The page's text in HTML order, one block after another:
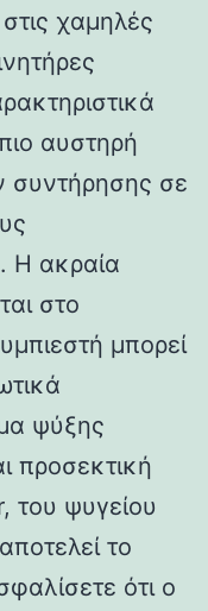
χαμηλές
αυστηρή
συντήρησης σε
Η ακραία
στο
μπορεί
ψύξης
προσεκτική
του ψυγείου
το
ότι ο